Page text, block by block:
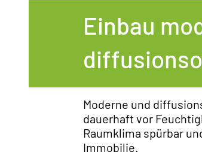
Einbau
Moderne und
dauerhaft vor
Raumklima spürbar
Immobilie.